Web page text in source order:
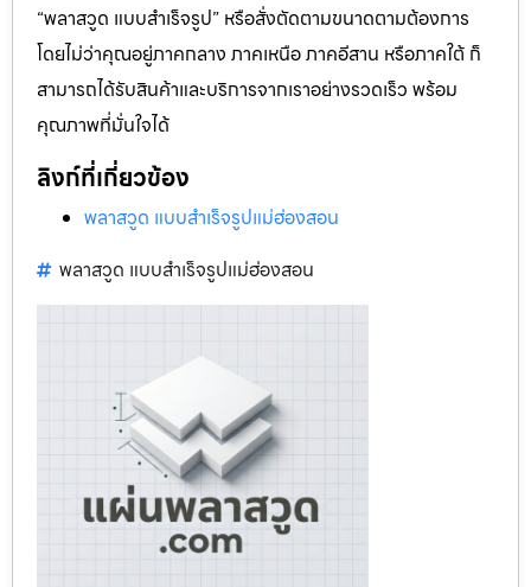
“พลาสวูด แบบสำเร็จรูป” หรือสั่งตัดตามขนาดตามต้องการ
โดยไม่ว่าคุณอยู่ภาคกลาง ภาคเหนือ ภาคอีสาน หรือภาคใต้ ก็
สามารถได้รับสินค้าและบริการจากเราอย่างรวดเร็ว พร้อม
คุณภาพที่มั่นใจได้
ลิงก์ที่เกี่ยวข้อง
พลาสวูด แบบสำเร็จรูปแม่ฮ่องสอน
พลาสวูด แบบสำเร็จรูปแม่ฮ่องสอน